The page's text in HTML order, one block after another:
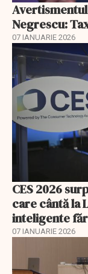
Negrescu:
07 IANUARIE 2026
CES 2026
care cântă la
inteligente
07 IANUARIE 2026